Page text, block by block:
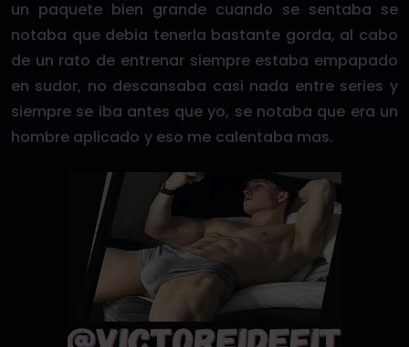
un paquete bien grande cuando se sentaba se
notaba que debia tenerla bastante gorda, al cabo
de un rato de entrenar siempre estaba empapado
en sudor, no descansaba casi nada entre series y
siempre se iba antes que yo, se notaba que era un
hombre aplicado y eso me calentaba mas.